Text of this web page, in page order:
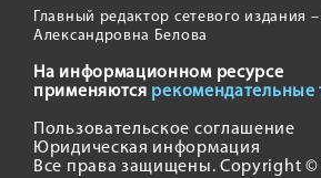
Главный редактор сетевого издания
Александровна Белова
На информационном ресурсе
применяются рекомендательные
Пользовательское соглашение
Юридическая информация
Все права защищены. Copyright ©